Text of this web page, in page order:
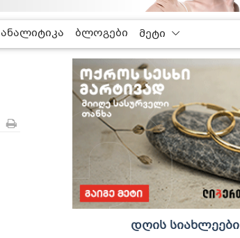
ანალიტიკა ბლოგები მეტი
დღის სიახლეები